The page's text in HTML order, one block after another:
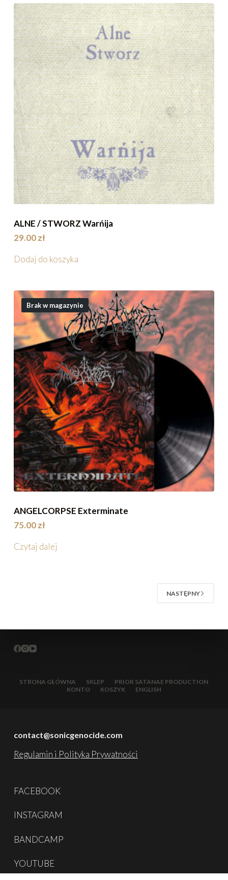
ALNE / STWORZ Warńija
29.00zł
Dodaj do koszyka
Brak w magazynie
ANGELCORPSE Exterminate
75.00zł
Czytaj dalej
NASTĘPNY
STRONA GŁÓWNA SKLEP
PRIOR SATANAE PRODUCTION
KONTO
KOSZYK ENGLISH
contact@sonicgenocide.com
Regulamin i Polityka Prywatności
FACEBOOK
INSTAGRAM
BANDCAMP
YOUTUBE